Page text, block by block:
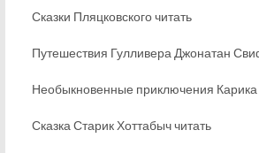
Сказки Пляцковского читать
Путешествия Гулливера Джонатан
Необыкновенные приключения
Сказка Старик Хоттабыч читать